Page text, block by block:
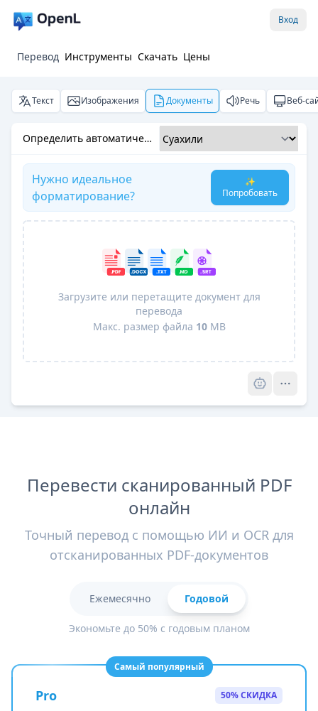
Вход
Перевод Инструменты Скачать Цены
Текст Изображения Документы Речь Веб-
Определить автоматически
Нужно идеальное
форматирование?
✨
Попробовать
Загрузите или перетащите документ для
перевода
Макс. размер файла 10MB
Перевести сканированный PDF
онлайн
Точный перевод с помощью ИИ и OCR для
отсканированных PDF-документов
Ежемесячно Годовой
Экономьте до 50% с годовым планом
Самый популярный
Pro 50% СКИДКА